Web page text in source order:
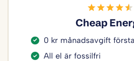
Cheap
0 kr månadsavgift
All el är fossilfri